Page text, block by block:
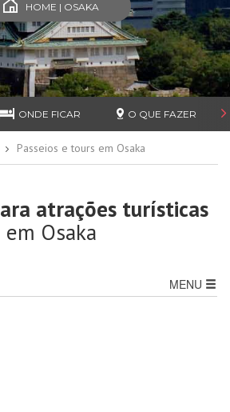
HOME | OSAKA
ONDE FICAR O QUE FAZER
Passeios e tours em Osaka
atrações turísticas
em Osaka
MENU